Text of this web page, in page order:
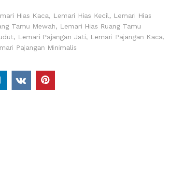
Hias Kaca, Lemari Hias Kecil, Lemari Hias
Tamu Mewah, Lemari Hias Ruang Tamu
, Lemari Pajangan Jati, Lemari Pajangan Kaca,
Pajangan Minimalis